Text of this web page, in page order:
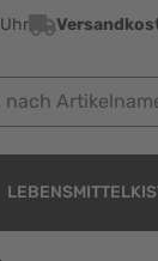
Artikelname,